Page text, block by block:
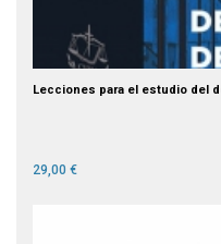
Lecciones para el estudio del
29,00 €